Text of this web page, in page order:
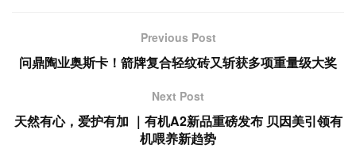
Previous Post
问鼎陶业奥斯卡！箭牌复合轻纹砖又斩获多项重量级大奖
Next Post
天然有心，爱护有加 ｜有机A2新品重磅发布 贝因美引领有
机喂养新趋势